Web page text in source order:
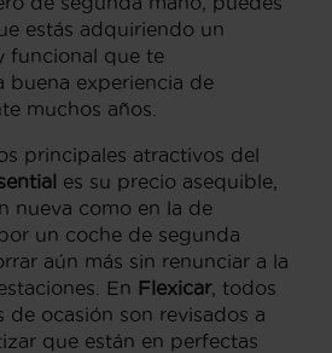
estás adquiriendo un
funcional que te
buena experiencia de
muchos años.
principales atractivos del
es su precio asequible,
nueva como en la de
un coche de segunda
aún más sin renunciar a la
En Flexicar, todos
de ocasión son revisados a
que están en perfectas